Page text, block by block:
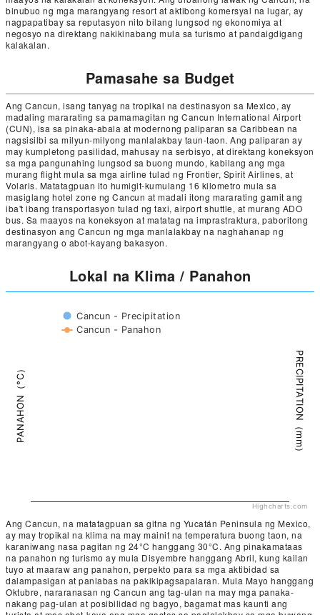
binubuo ng mga marangyang resort at aktibong komersyal na lugar, ay
nagpapatibay sa reputasyon nito bilang lungsod ng ekonomiya at
negosyo na direktang nakikinabang mula sa turismo at pandaigdigang
kalakalan.
Pamasahe sa Budget
Ang Cancun, isang tanyag na tropikal na destinasyon sa Mexico, ay
madaling mararating sa pamamagitan ng Cancun International Airport
(CUN), isa sa pinaka-abala at modernong paliparan sa Caribbean na
nagsisilbi sa milyun-milyong manlalakbay taun-taon. Ang paliparan ay
may kumpletong pasilidad, mahusay na serbisyo, at direktang koneksyon
sa mga pangunahing lungsod sa buong mundo, kabilang ang mga
murang flight mula sa mga airline tulad ng Frontier, Spirit Airlines, at
Volaris. Matatagpuan ito humigit-kumulang 16 kilometro mula sa
masiglang hotel zone ng Cancun at madali itong mararating gamit ang
iba't ibang transportasyon tulad ng taxi, airport shuttle, at murang ADO
bus. Sa maayos na koneksyon at matatag na imprastraktura, paboritong
destinasyon ang Cancun ng mga manlalakbay na naghahanap ng
marangyang o abot-kayang bakasyon.
Lokal na Klima / Panahon
PANAHON（°C） PRECIPITATION（mm）
Cancun - Precipitation
Cancun - Panahon
Highcharts.com
Ang Cancun, na matatagpuan sa gitna ng Yucatán Peninsula ng Mexico,
ay may tropikal na klima na may mainit na temperatura buong taon, na
karaniwang nasa pagitan ng 24°C hanggang 30°C. Ang pinakamataas
na panahon ng turismo ay mula Disyembre hanggang Abril, kung kailan
tuyo at maaraw ang panahon, perpekto para sa mga aktibidad sa
dalampasigan at panlabas na pakikipagsapalaran. Mula Mayo hanggang
Oktubre, nararanasan ng Cancun ang tag-ulan na may mga panaka-
nakang pag-ulan at posibilidad ng bagyo, bagamat mas kaunti ang